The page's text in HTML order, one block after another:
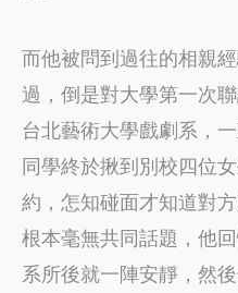
而他被問到過往的相親
過，倒是對大學第一次
台北藝術大學戲劇系，
同學終於揪到別校四位
約，怎知碰面才知道對
根本毫無共同話題，他
系所後就一陣安靜，然